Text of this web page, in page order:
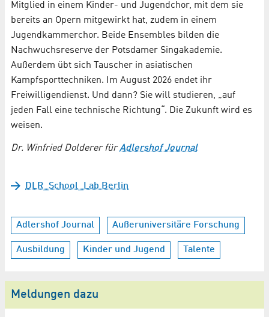
Mitglied in einem Kinder- und Jugendchor, mit dem sie
bereits an Opern mitgewirkt hat, zudem in einem
Jugendkammerchor. Beide Ensembles bilden die
Nachwuchsreserve der Potsdamer Singakademie.
Außerdem übt sich Tauscher in asiatischen
Kampfsporttechniken. Im August 2026 endet ihr
Freiwilligendienst. Und dann? Sie will studieren, „auf
jeden Fall eine technische Richtung“. Die Zukunft wird es
weisen.
Dr. Winfried Dolderer fürAdlershof Journal
DLR_School_Lab Berlin
Adlershof Journal Außeruniversitäre Forschung
Ausbildung Kinder und Jugend Talente
Meldungen dazu